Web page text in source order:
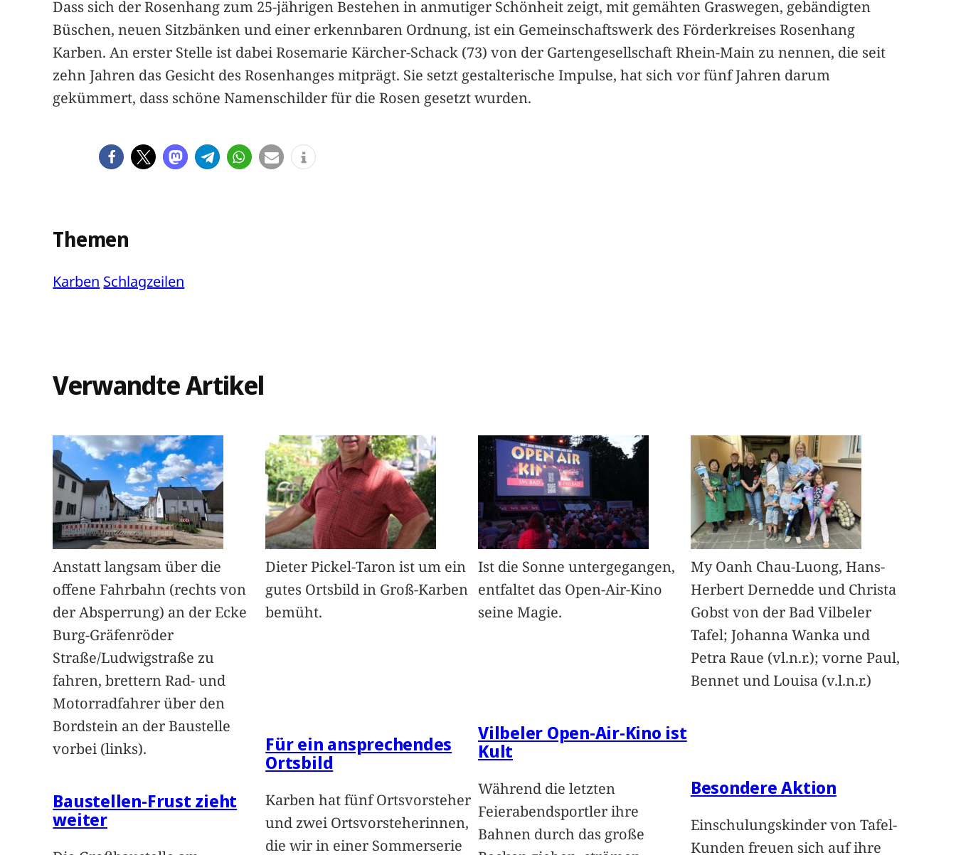
Dass sich der Rosenhang zum 25-jährigen Bestehen in anmutiger Schönheit zeigt, mit gemähten Graswegen, gebändigten
Büschen, neuen Sitzbänken und einer erkennbaren Ordnung, ist ein Gemeinschaftswerk des Förderkreises Rosenhang
Karben. An erster Stelle ist dabei Rosemarie Kärcher-Schack (73) von der Gartengesellschaft Rhein-Main zu nennen, die seit
zehn Jahren das Gesicht des Rosenhanges mitprägt. Sie setzt gestalterische Impulse, hat sich vor fünf Jahren darum
gekümmert, dass schöne Namenschilder für die Rosen gesetzt wurden.
Themen
Karben Schlagzeilen
Verwandte Artikel
Anstatt langsam über die
offene Fahrbahn (rechts von
der Absperrung) an der Ecke
Burg-Gräfenröder
Straße/Ludwigstraße zu
fahren, brettern Rad- und
Motorradfahrer über den
Bordstein an der Baustelle
vorbei (links).
Baustellen-Frust zieht
weiter
Dieter Pickel-Taron ist um ein
gutes Ortsbild in Groß-Karben
bemüht.
Für ein ansprechendes
Ortsbild
Karben hat fünf Ortsvorsteher
und zwei Ortsvorsteherinnen,
die wir in einer Sommerserie
Ist die Sonne untergegangen,
entfaltet das Open-Air-Kino
seine Magie.
Vilbeler Open-Air-Kino ist
Kult
Während die letzten
Feierabendsportler ihre
Bahnen durch das große
My Oanh Chau-Luong, Hans-
Herbert Dernedde und Christa
Gobst von der Bad Vilbeler
Tafel; Johanna Wanka und
Petra Raue (vl.n.r.); vorne Paul,
Bennet und Louisa (v.l.n.r.)
Besondere Aktion
Einschulungskinder von Tafel-
Kunden freuen sich auf ihre